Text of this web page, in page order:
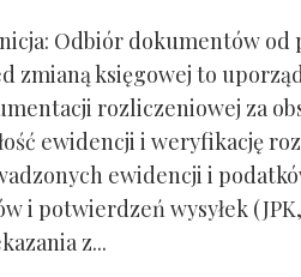
Odbiór dokumentów
zmianą księgowej to
rozliczeniowej za
ewidencji i weryfikację
ewidencji i
i potwierdzeń wysyłek
z...